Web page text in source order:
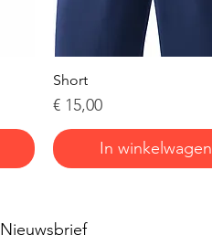
Short
Prijs
€ 15,00
In winkelwagen
Nieuwsbrief